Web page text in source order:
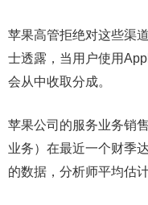
苹果高管拒绝对这些渠
士透露，当用户使用
会从中收取分成。
苹果公司的服务业务销
业务）在最近一个财季
的数据，分析师平均估